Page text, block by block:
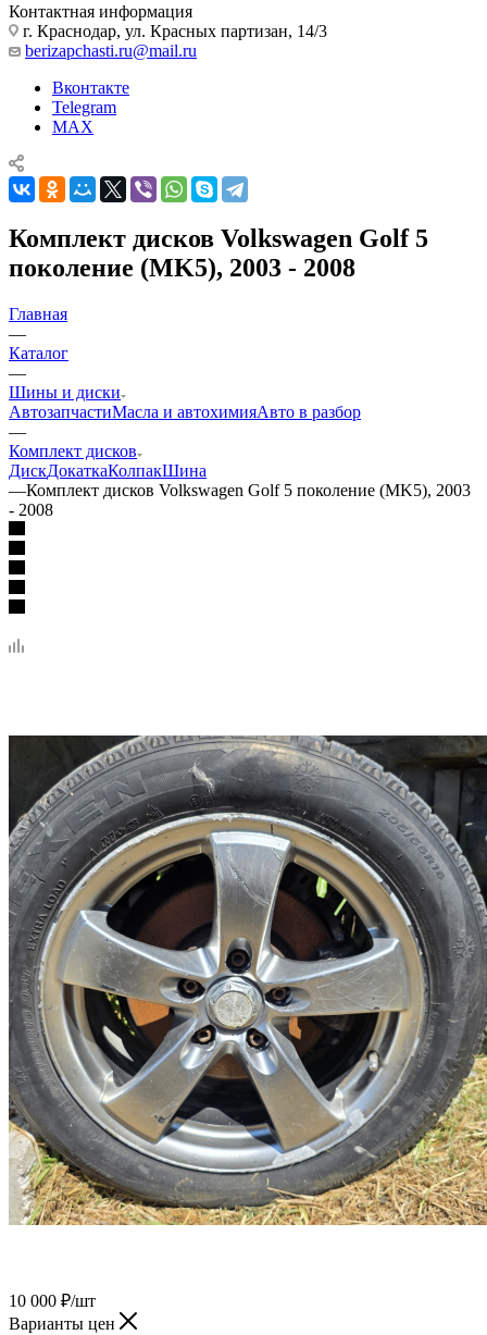
Контактная информация
г. Краснодар, ул. Красных партизан, 14/3
berizapchasti.ru@mail.ru
Вконтакте
Telegram
MAX
Комплект дисков Volkswagen Golf 5
поколение (MK5), 2003 - 2008
Главная
—
Каталог
—
Шины и диски
АвтозапчастиМасла и автохимияАвто в разбор
—
Комплект дисков
ДискДокаткаКолпакШина
—Комплект дисков Volkswagen Golf 5 поколение (MK5), 2003
- 2008
10 000 ₽/шт
Варианты цен